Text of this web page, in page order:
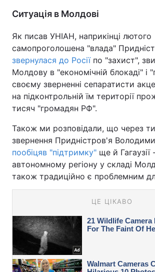
Ситуація в Молдові
Як писав УНІАН, наприкінці лютого
самопроголошена "влада"
звернулася до Росіїпо "захист",
Молдову в "економічній блокаді" і
своєму зверненні сепаратисти
на підконтрольній їм території
тисяч "громадян РФ".
Також ми розповідали, що через
звернення Придністров'я
пообіцяв "підтримку" ще й Гагаузії
автономному регіону у складі
також традиційно є проблемним